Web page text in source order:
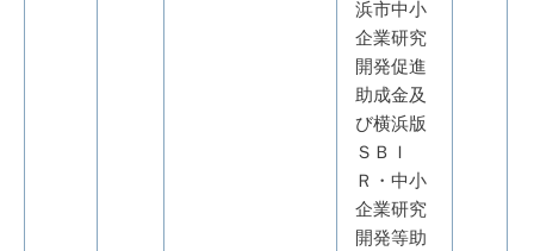
浜市中小
企業研究
開発促進
助成金及
び横浜版
ＳＢＩ
Ｒ・中小
企業研究
開発等助